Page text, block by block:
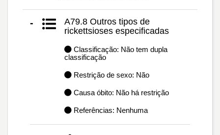
-
A79.8 Outros tipos de
rickettsioses especificadas
Classificação: Não tem dupla
classificação
Restrição de sexo: Não
Causa óbito: Não há restrição
Referências: Nenhuma